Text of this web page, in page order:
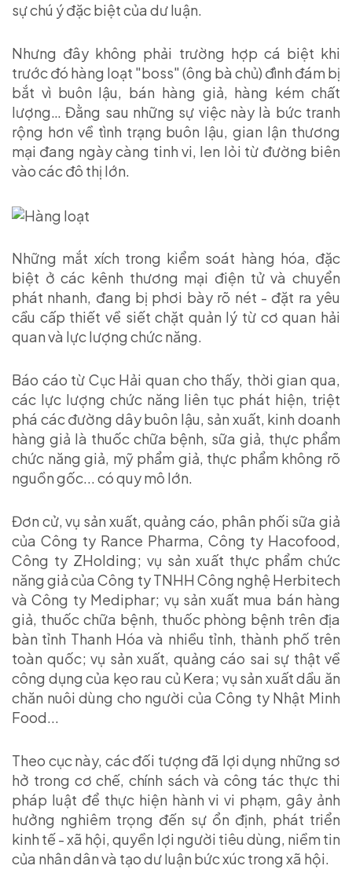
sự chú ý đặc biệt của dư luận.
Nhưng đây không phải trường hợp cá biệt khi
trước đó hàng loạt "boss" (ông bà chủ) đình đám bị
bắt vì buôn lậu, bán hàng giả, hàng kém chất
lượng… Đằng sau những sự việc này là bức tranh
rộng hơn về tình trạng buôn lậu, gian lận thương
mại đang ngày càng tinh vi, len lỏi từ đường biên
vào các đô thị lớn.
Những mắt xích trong kiểm soát hàng hóa, đặc
biệt ở các kênh thương mại điện tử và chuyển
phát nhanh, đang bị phơi bày rõ nét - đặt ra yêu
cầu cấp thiết về siết chặt quản lý từ cơ quan hải
quan và lực lượng chức năng.
Báo cáo từ Cục Hải quan cho thấy, thời gian qua,
các lực lượng chức năng liên tục phát hiện, triệt
phá các đường dây buôn lậu, sản xuất, kinh doanh
hàng giả là thuốc chữa bệnh, sữa giả, thực phẩm
chức năng giả, mỹ phẩm giả, thực phẩm không rõ
nguồn gốc... có quy mô lớn.
Đơn cử, vụ sản xuất, quảng cáo, phân phối sữa giả
của Công ty Rance Pharma, Công ty Hacofood,
Công ty ZHolding; vụ sản xuất thực phẩm chức
năng giả của Công ty TNHH Công nghệ Herbitech
và Công ty Mediphar; vụ sản xuất mua bán hàng
giả, thuốc chữa bệnh, thuốc phòng bệnh trên địa
bàn tỉnh Thanh Hóa và nhiều tỉnh, thành phố trên
toàn quốc; vụ sản xuất, quảng cáo sai sự thật về
công dụng của kẹo rau củ Kera; vụ sản xuất dầu ăn
chăn nuôi dùng cho người của Công ty Nhật Minh
Food...
Theo cục này, các đối tượng đã lợi dụng những sơ
hở trong cơ chế, chính sách và công tác thực thi
pháp luật để thực hiện hành vi vi phạm, gây ảnh
hưởng nghiêm trọng đến sự ổn định, phát triển
kinh tế - xã hội, quyền lợi người tiêu dùng, niềm tin
của nhân dân và tạo dư luận bức xúc trong xã hội.